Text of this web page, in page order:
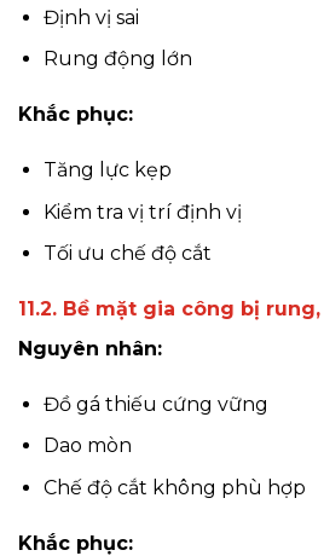
Định vị sai
Rung động lớn
Khắc phục:
Tăng lực kẹp
Kiểm tra vị trí định vị
Tối ưu chế độ cắt
11.2. Bề mặt gia công bị
Nguyên nhân:
Đồ gá thiếu cứng vững
Dao mòn
Chế độ cắt không phù hợp
Khắc phục: